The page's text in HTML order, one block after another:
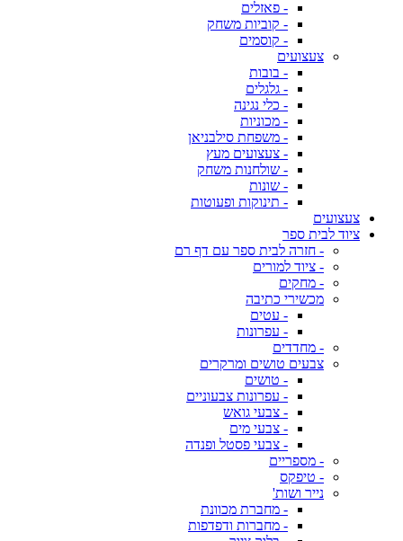
- פאזלים
- קוביות משחק
- קוסמים
צעצועים
- בובות
- גלגלים
- כלי נגינה
- מכוניות
- משפחת סילבניאן
- צעצועים מעץ
- שולחנות משחק
- שונות
- תינוקות ופעוטות
צעצועים
ציוד לבית ספר
- חזרה לבית ספר עם דף רם
- ציוד למורים
- מחקים
מכשירי כתיבה
- עטים
- עפרונות
- מחדדים
צבעים טושים ומרקרים
- טושים
- עפרונות צבעוניים
- צבעי גואש
- צבעי מים
- צבעי פסטל ופנדה
- מספריים
- טיפקס
נייר ושות'
- מחברת מכוונת
- מחברות ודפדפות